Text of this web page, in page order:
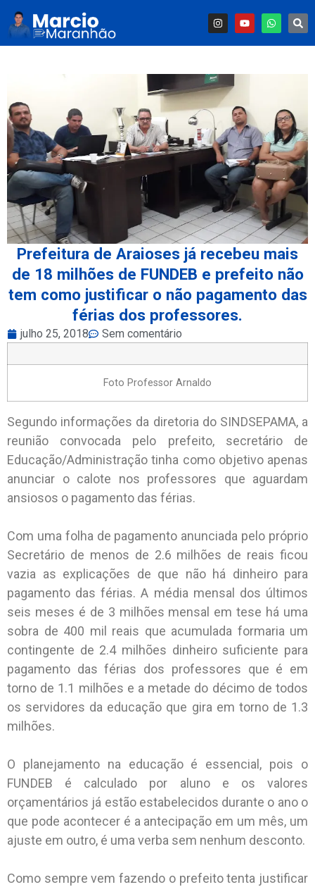
Prefeitura de Araioses já recebeu mais
de 18 milhões de FUNDEB e prefeito não
tem como justificar o não pagamento das
férias dos professores.
julho 25, 2018 Sem comentário
Foto Professor Arnaldo
Segundo informações da diretoria do SINDSEPAMA, a
reunião convocada pelo prefeito, secretário de
Educação/Administração tinha como objetivo apenas
anunciar o calote nos professores que aguardam
ansiosos o pagamento das férias.
Com uma folha de pagamento anunciada pelo próprio
Secretário de menos de 2.6 milhões de reais ficou
vazia as explicações de que não há dinheiro para
pagamento das férias. A média mensal dos últimos
seis meses é de 3 milhões mensal em tese há uma
sobra de 400 mil reais que acumulada formaria um
contingente de 2.4 milhões dinheiro suficiente para
pagamento das férias dos professores que é em
torno de 1.1 milhões e a metade do décimo de todos
os servidores da educação que gira em torno de 1.3
milhões.
O planejamento na educação é essencial, pois o
FUNDEB é calculado por aluno e os valores
orçamentários já estão estabelecidos durante o ano o
que pode acontecer é a antecipação em um mês, um
ajuste em outro, é uma verba sem nenhum desconto.
Como sempre vem fazendo o prefeito tenta justificar